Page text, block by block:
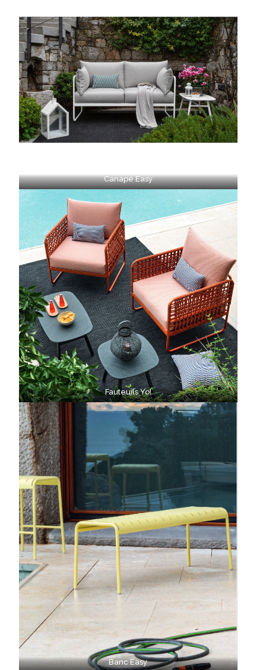
Canapé Easy
Fauteuils Yo!
Banc Easy